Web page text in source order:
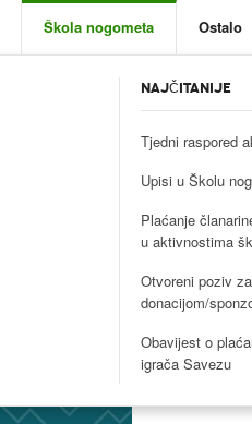
NAJČITANIJE
Tjedni raspored
Upisi u Školu
Plaćanje
u aktivnostima
Otvoreni poziv za
donacijom/
Obavijest o
igrača Savezu
Škola nogometa Ostalo